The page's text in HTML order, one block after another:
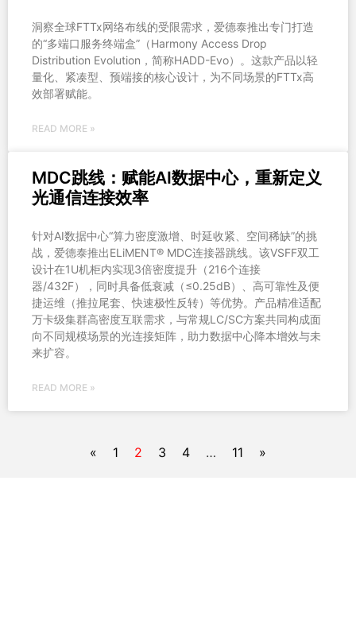
洞察全球FTTx网络布线的受限需求，爱德泰推出专门打造
的“多端口服务终端盒”（Harmony Access Drop
Distribution Evolution，简称HADD-Evo）。这款产品以轻
量化、紧凑型、预端接的核心设计，为不同场景的FTTx高
效部署赋能。
READ MORE »
MDC跳线：赋能AI数据中心，重新定义
光通信连接效率
针对AI数据中心“算力密度激增、时延收紧、空间稀缺”的挑
战，爱德泰推出ELiMENT® MDC连接器跳线。该VSFF双工
设计在1U机柜内实现3倍密度提升（216个连接
器/432F），同时具备低衰减（≤0.25dB）、高可靠性及便
捷运维（推拉尾套、快速极性反转）等优势。产品精准适配
万卡级集群高密度互联需求，与常规LC/SC方案共同构成面
向不同规模场景的光连接矩阵，助力数据中心降本增效与未
来扩容。
READ MORE »
« 1 2 3 4 … 11 »